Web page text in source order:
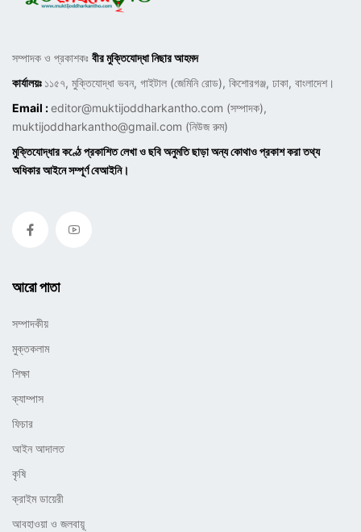
সম্পাদক ও প্রকাশকঃ বীর মুক্তিযোদ্ধা নিছার আহমদ
কার্যালয়ঃ ১১৫৭, মুক্তিযোদ্ধা ভবন, গাইটাল (জেমিনি রোড), কিশোরগঞ্জ, ঢাকা, বাংলাদেশ।
Email :editor@muktijoddharkantho.com (সম্পাদক),
muktijoddharkantho@gmail.com (নিউজ রুম)
মুক্তিযোদ্ধার কণ্ঠে প্রকাশিত লেখা ও ছবি অনুমতি ছাড়া অন্য কোথাও প্রকাশ করা তথ্য
অধিকার আইনে সম্পূর্ণ বেআইনি।
আরো পাতা
সম্পাদকীয়
মুক্তকলাম
শিক্ষা
ক্যাম্পাস
ফিচার
আইন আদালত
কৃষি
ক্রাইম ডায়েরী
আবহাওয়া ও জলবায়ূ